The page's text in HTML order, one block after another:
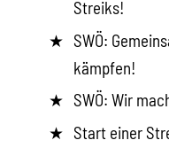
Streiks!
SWÖ:
kämpfen!
SWÖ: Wir
Start einer